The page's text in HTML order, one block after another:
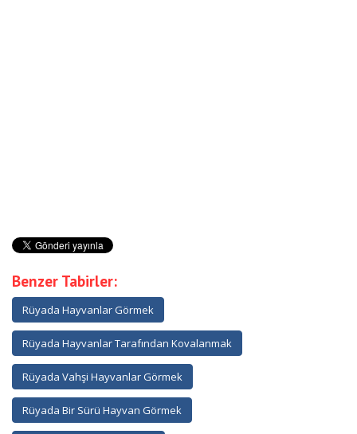
Benzer Tabirler:
Rüyada Hayvanlar Görmek
Rüyada Hayvanlar Tarafından Kovalanmak
Rüyada Vahşi Hayvanlar Görmek
Rüyada Bir Sürü Hayvan Görmek